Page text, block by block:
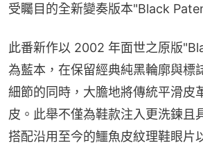
受矚目的全新變奏版本"Black
此番新作以 2002 年面世之原版
為藍本，在保留經典純黑輪廓與標
細節的同時，大膽地將傳統平滑皮
皮。此舉不僅為鞋款注入更洗鍊且
搭配沿用至今的鱷魚皮紋理鞋眼片